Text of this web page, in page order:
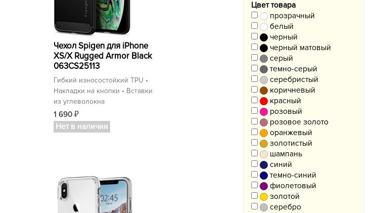
Цвет товара
прозрачный
белый
черный
черный матовый
серый
темно-серый
серебристый
коричневый
красный
розовый
розовое золото
оранжевый
золотистый
шампань
синий
темно-синий
фиолетовый
золотой
серебро
Чехол Spigen для iPhone
XS/X Rugged Armor Black
063CS25113
Гибкий износостойкий TPU •
Накладки на кнопки • Вставки
из углеволокна
1 690 ₽
Нет в наличии